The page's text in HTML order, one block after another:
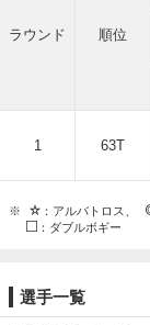
ラウンド 順位
1 63T
※ ：アルバトロス、
：ダブルボギー
選手一覧